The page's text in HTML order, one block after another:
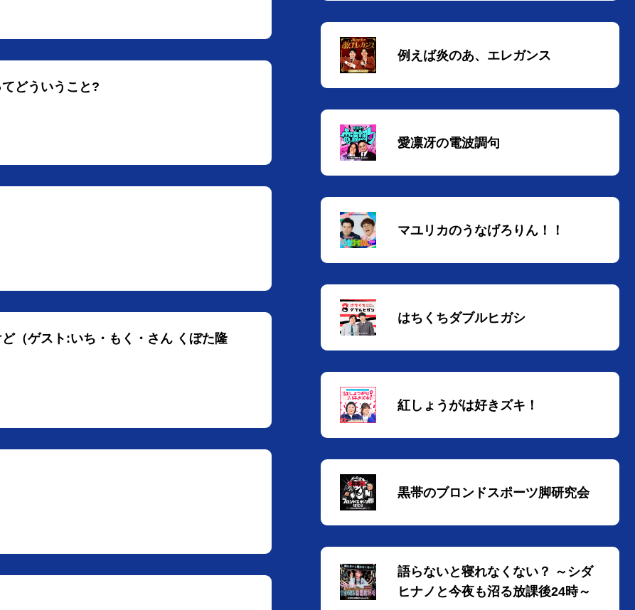
どういうこと?
（ゲスト:いち・もく・さん くぼた隆
例えば炎のあ、エレガンス
愛凛冴の電波調句
マユリカのうなげろりん！！
はちくちダブルヒガシ
紅しょうがは好きズキ！
黒帯のブロンドスポーツ脚研究会
語らないと寝れなくない？ ～シダ
ヒナノと今夜も沼る放課後24時～